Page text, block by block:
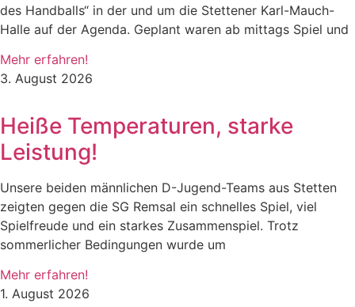
des Handballs“ in der und um die Stettener Karl-Mauch-
Halle auf der Agenda. Geplant waren ab mittags Spiel und
Mehr erfahren!
3. August 2026
Heiße Temperaturen, starke
Leistung!
Unsere beiden männlichen D-Jugend-Teams aus Stetten
zeigten gegen die SG Remsal ein schnelles Spiel, viel
Spielfreude und ein starkes Zusammenspiel. Trotz
sommerlicher Bedingungen wurde um
Mehr erfahren!
1. August 2026